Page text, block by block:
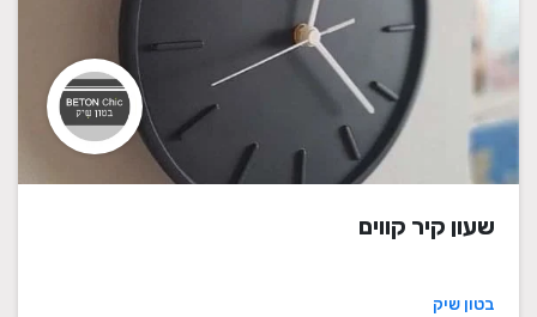
שעון קיר קווים
בטון שיק